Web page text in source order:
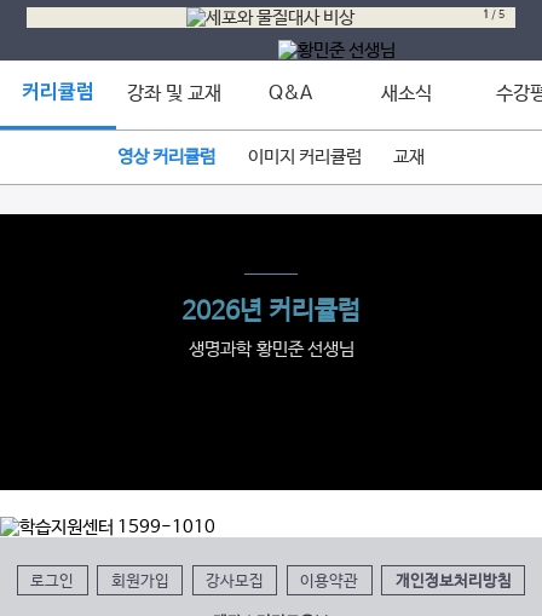
히 설명할게 (진로선택)
[황민준 실전 모의고사 시즌1~3]
1 /5
커리큘럼 강좌 및 교재 Q&A 새소식 수강
영상 커리큘럼 이미지 커리큘럼 교재
2026년 커리큘럼
생명과학 황민준 선생님
로그인 회원가입 강사모집 이용약관 개인정보처리방침